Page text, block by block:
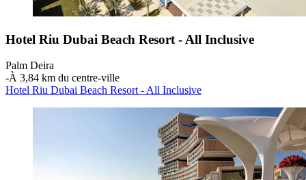
Hotel Riu Dubai Beach Resort - All Inclusive
Palm Deira
‐À 3,84 km du centre-ville
Hotel Riu Dubai Beach Resort - All Inclusive